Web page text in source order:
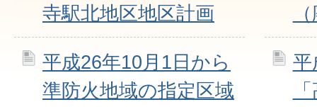
寺駅北地区地区計画
平成26年10月1日から
準防火地域の指定区域
平